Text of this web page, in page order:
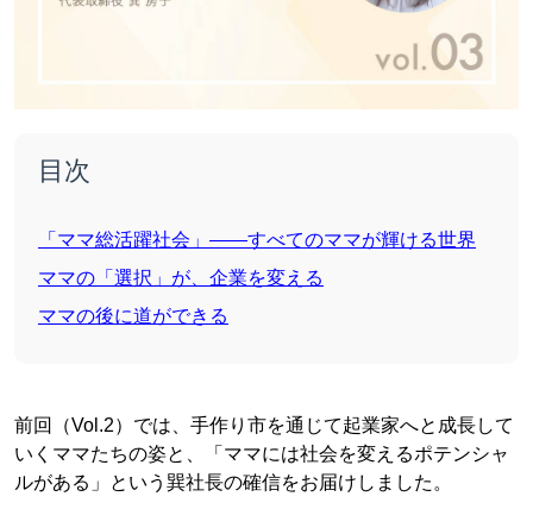
目次
「ママ総活躍社会」——すべてのママが輝ける世界
ママの「選択」が、企業を変える
ママの後に道ができる
前回（Vol.2）では、手作り市を通じて起業家へと成長して
いくママたちの姿と、「ママには社会を変えるポテンシャ
ルがある」という巽社長の確信をお届けしました。